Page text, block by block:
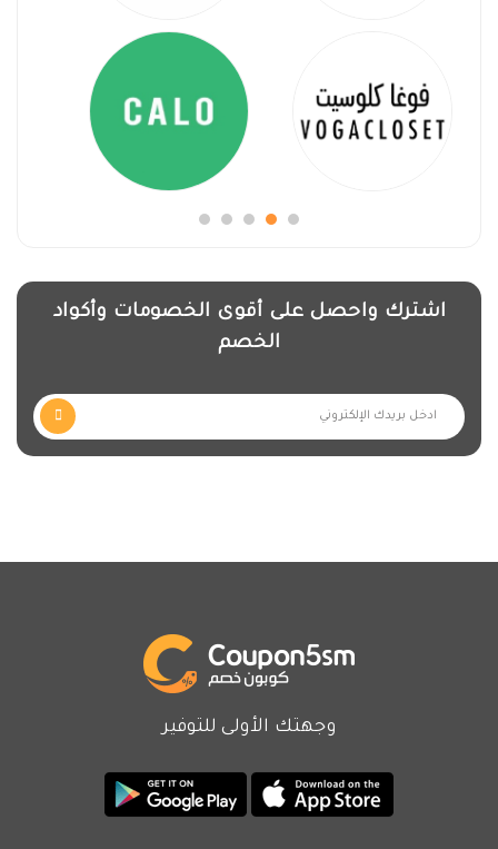
اشترك واحصل على أقوى الخصومات وأكواد
الخصم
وجهتك الأولى للتوفير